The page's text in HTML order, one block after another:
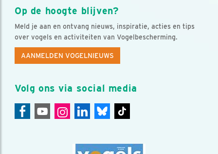
Op de hoogte blijven?
Meld je aan en ontvang nieuws, inspiratie, acties en tips
over vogels en activiteiten van Vogelbescherming.
AANMELDEN VOGELNIEUWS
Volg ons via social media